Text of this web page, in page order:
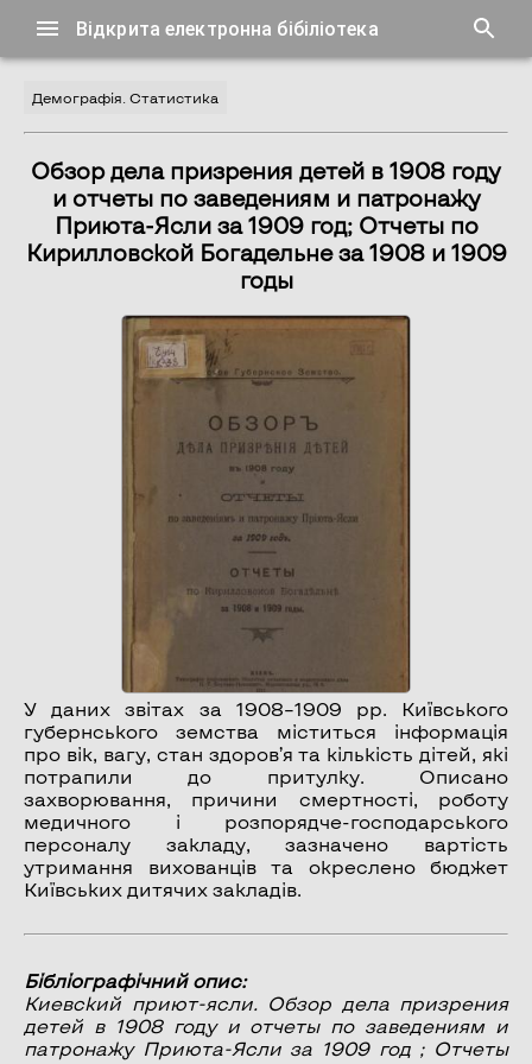
Відкрита електронна бібіліотека
Демографія. Статистика
Обзор дела призрения детей в 1908 году
и отчеты по заведениям и патронажу
Приюта-Ясли за 1909 год; Отчеты по
Кирилловской Богадельне за 1908 и 1909
годы
У даних звітах за 1908–1909 рр. Київського
губернського земства міститься інформація
про вік, вагу, стан здоров’я та кількість дітей, які
потрапили до притулку. Описано
захворювання, причини смертності, роботу
медичного і розпорядче-господарського
персоналу закладу, зазначено вартість
утримання вихованців та окреслено бюджет
Київських дитячих закладів.
Бібліографічний опис:
Киевский приют-ясли.
Обзор дела призрения
детей в 1908 году и отчеты по заведениям и
патронажу Приюта-Ясли за 1909 год ; Отчеты